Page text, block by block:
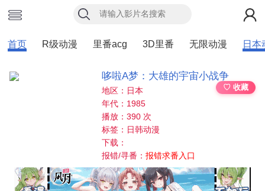
首页 R级动漫 里番acg 3D里番 无限动漫 日本
哆啦A梦：大雄的宇宙小战争
♡ 收藏
地区：日本
年代：1985
播放：390 次
标签：日韩动漫
下载：
报错/寻番：报错求番入口